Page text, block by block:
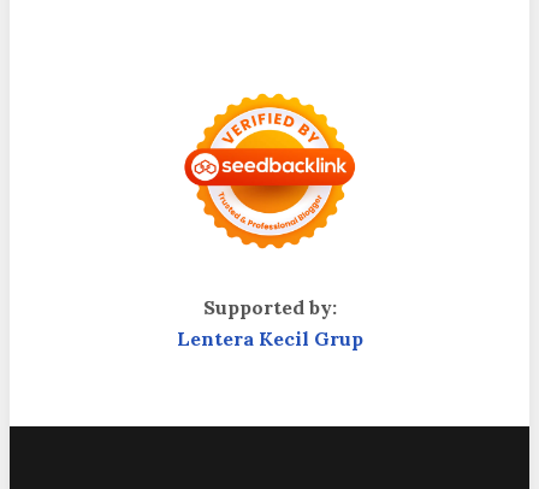
Supported by:
Lentera Kecil Grup